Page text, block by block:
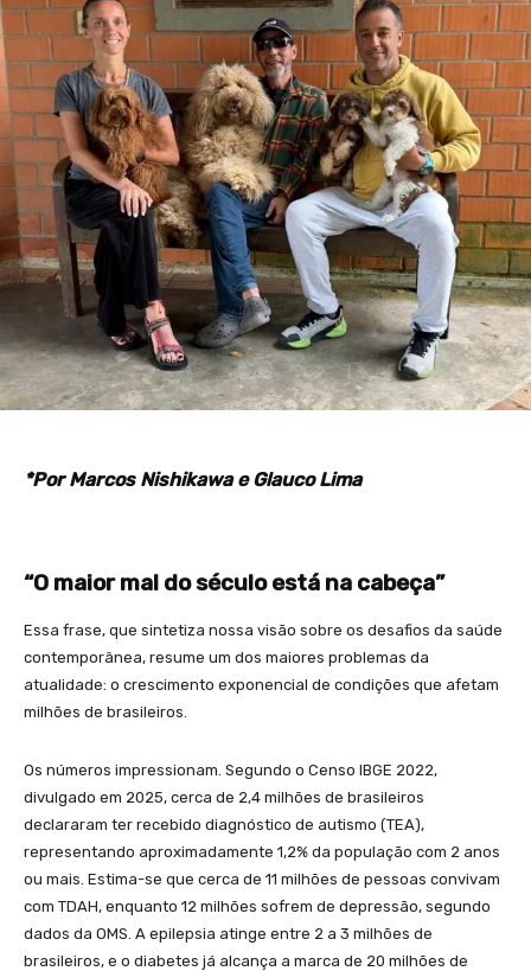
*Por Marcos Nishikawa e Glauco Lima
“O maior mal do século está na cabeça”
Essa frase, que sintetiza nossa visão sobre os desafios da saúde
contemporânea, resume um dos maiores problemas da
atualidade: o crescimento exponencial de condições que afetam
milhões de brasileiros.
Os números impressionam. Segundo o Censo IBGE 2022,
divulgado em 2025, cerca de 2,4 milhões de brasileiros
declararam ter recebido diagnóstico de autismo (TEA),
representando aproximadamente 1,2% da população com 2 anos
ou mais. Estima-se que cerca de 11 milhões de pessoas convivam
com TDAH, enquanto 12 milhões sofrem de depressão, segundo
dados da OMS. A epilepsia atinge entre 2 a 3 milhões de
brasileiros, e o diabetes já alcança a marca de 20 milhões de